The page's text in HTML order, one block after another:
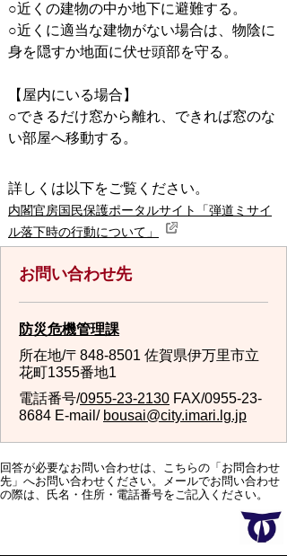
○近くの建物の中か地下に避難する。
○近くに適当な建物がない場合は、物陰に
身を隠すか地面に伏せ頭部を守る。
【屋内にいる場合】
○できるだけ窓から離れ、できれば窓のな
い部屋へ移動する。
詳しくは以下をご覧ください。
内閣官房国民保護ポータルサイト「弾道ミサイ
ル落下時の行動について」
お問い合わせ先
防災危機管理課
所在地/〒848-8501 佐賀県伊万里市立
花町1355番地1
電話番号/0955-23-2130 FAX/0955-23-
8684 E-mail/ bousai@city.imari.lg.jp
回答が必要なお問い合わせは、こちらの「お問合わせ
先」へお問い合わせください。メールでお問い合わせ
の際は、氏名・住所・電話番号をご記入ください。